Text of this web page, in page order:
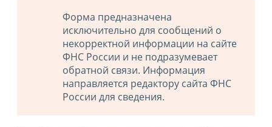
Форма предназначена
исключительно для сообщений о
некорректной информации на сайте
ФНС России и не подразумевает
обратной связи. Информация
направляется редактору сайта ФНС
России для сведения.